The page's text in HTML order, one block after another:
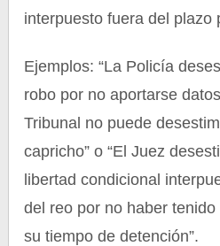
interpuesto fuera del plazo
Ejemplos: “La Policía
robo por no aportarse datos
Tribunal no puede
capricho” o “El Juez
libertad condicional
del reo por no haber
su tiempo de detención”.